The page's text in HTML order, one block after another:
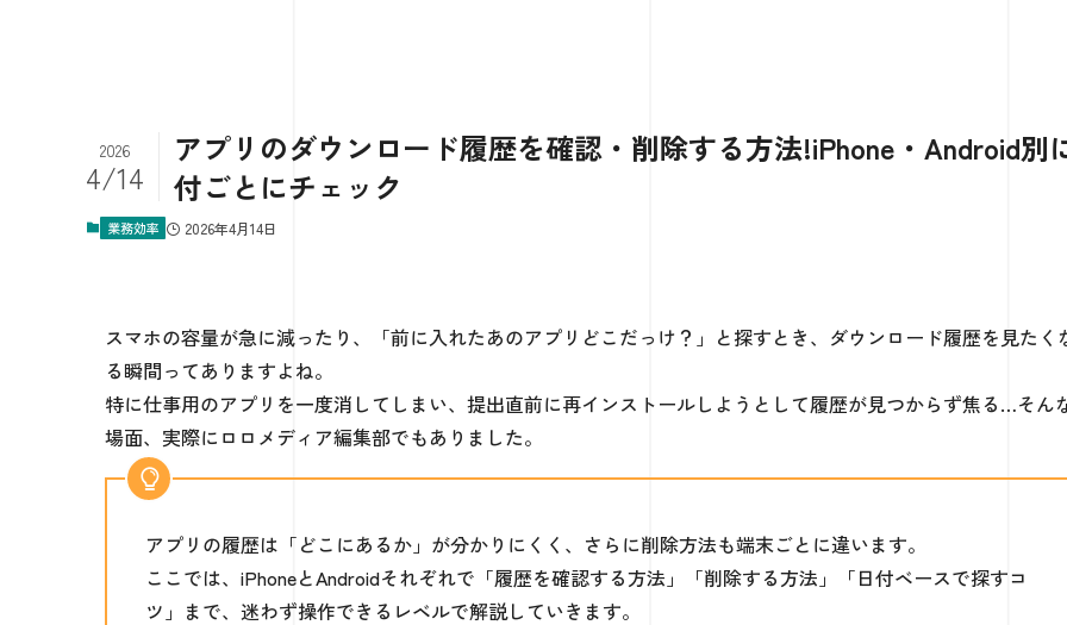
アプリのダウンロード履歴を確認・削除する方法!iPhone・Android別
付ごとにチェック
2026
4/14
業務効率 2026年4月14日
スマホの容量が急に減ったり、「前に入れたあのアプリどこだっけ？」と探すとき、ダウンロード履歴を見たく
る瞬間ってありますよね。
特に仕事用のアプリを一度消してしまい、提出直前に再インストールしようとして履歴が見つからず焦る…そん
場面、実際にロロメディア編集部でもありました。
アプリの履歴は「どこにあるか」が分かりにくく、さらに削除方法も端末ごとに違います。
ここでは、iPhoneとAndroidそれぞれで「履歴を確認する方法」「削除する方法」「日付ベースで探すコ
ツ」まで、迷わず操作できるレベルで解説していきます。